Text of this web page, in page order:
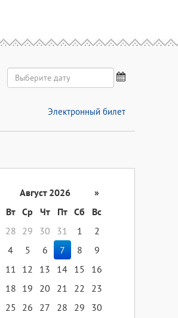
Электронный билет
Август 2026
»
Вт Ср Чт Пт Сб
Вс
28 29 30 31 1
2
4 5 6 7 8
9
11 12 13 14 15
16
18 19 20 21 22
23
25 26 27 28 29
30